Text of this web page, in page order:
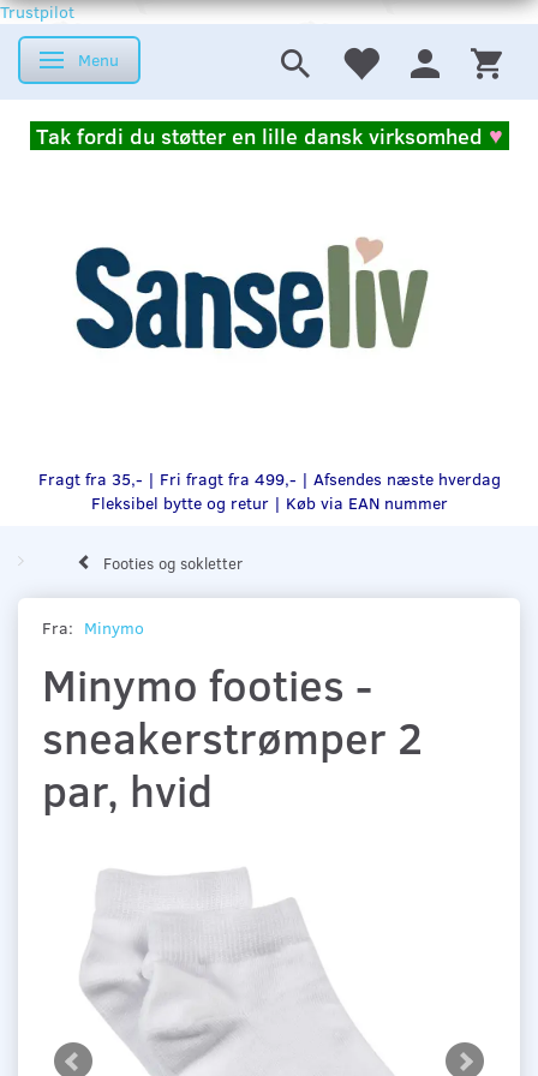
Trustpilot
Skifte navigation
Menu
Tak fordi du støtter en lille dansk virksomhed ♥
Fragt fra 35,- | Fri fragt fra 499,- | Afsendes næste hverdag
Fleksibel bytte og retur | Køb via EAN nummer
Footies og sokletter
Fra: Minymo
Minymo footies -
sneakerstrømper 2
par, hvid